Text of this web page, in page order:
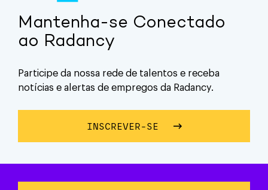
Mantenha-se Conectado
ao Radancy
Participe da nossa rede de talentos e receba
notícias e alertas de empregos da Radancy.
INSCREVER-SE SOBRE MANTENHA-